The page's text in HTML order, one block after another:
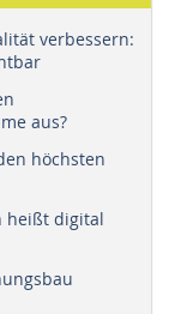
verbessern:
aus?
höchsten
heißt digital